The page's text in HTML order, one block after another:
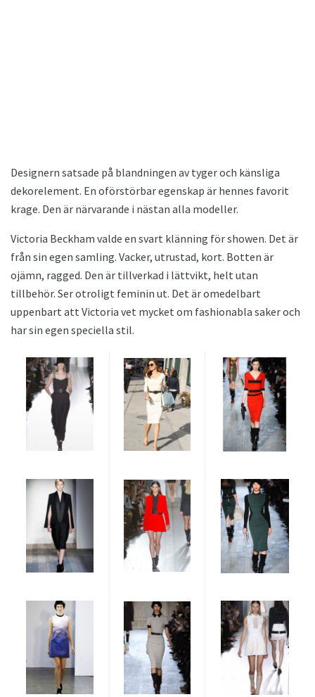
Designern satsade på blandningen av tyger och känsliga
dekorelement. En oförstörbar egenskap är hennes favorit
krage. Den är närvarande i nästan alla modeller.
Victoria Beckham valde en svart klänning för showen. Det är
från sin egen samling. Vacker, utrustad, kort. Botten är
ojämn, ragged. Den är tillverkad i lättvikt, helt utan
tillbehör. Ser otroligt feminin ut. Det är omedelbart
uppenbart att Victoria vet mycket om fashionabla saker och
har sin egen speciella stil.